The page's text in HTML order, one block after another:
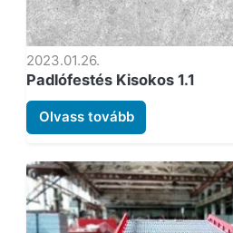
2023.01.26.
Padlófestés Kisokos 1.1
Olvass tovább